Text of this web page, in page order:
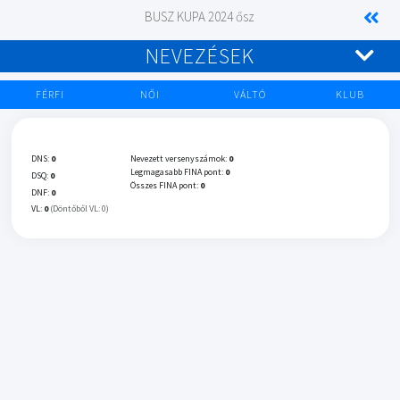
BUSZ KUPA 2024 ősz
NEVEZÉSEK
FÉRFI NŐI VÁLTÓ KLUB
DNS: 0
DSQ: 0
DNF: 0
VL: 0 (Döntőből VL: 0)
Nevezett versenyszámok: 0
Legmagasabb FINA pont: 0
Összes FINA pont: 0